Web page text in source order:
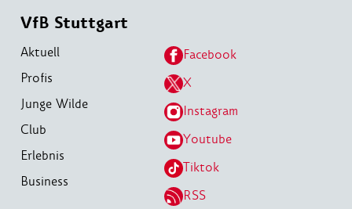
VfB Stuttgart
Aktuell
Profis
Junge Wilde
Club
Erlebnis
Business
Facebook
X
Instagram
Youtube
Tiktok
RSS